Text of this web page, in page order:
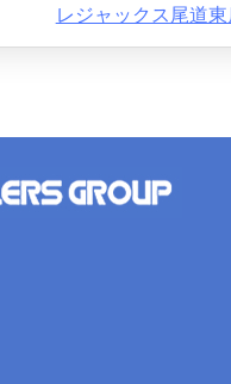
レジャックス尾道東